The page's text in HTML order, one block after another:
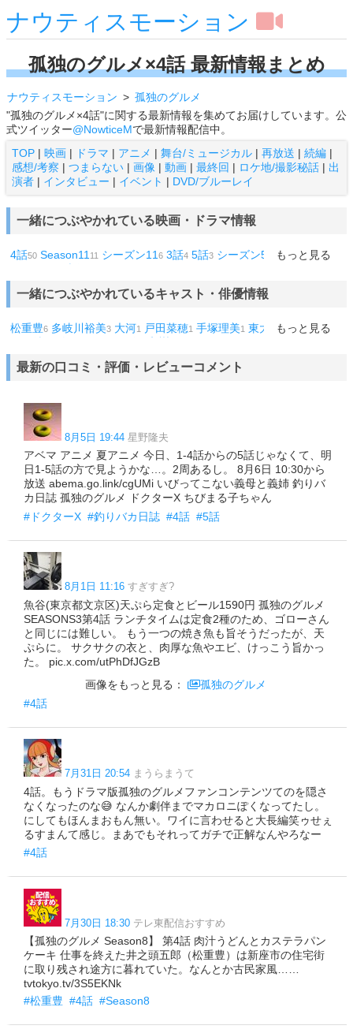
ナウティスモーション
孤独のグルメ×4話 最新情報まとめ
ナウティスモーション
孤独のグルメ
"孤独のグルメ×4話"に関する最新情報を集めてお届けしています。公
式ツイッター@NowticeMで最新情報配信中。
TOP | 映画 | ドラマ | アニメ | 舞台/ミュージカル | 再放送 | 続編 |
感想/考察 | つまらない | 画像 | 動画 | 最終回 | ロケ地/撮影秘話 | 出
演者 | インタビュー | イベント | DVD/ブルーレイ
一緒につぶやかれている映画・ドラマ情報
もっと見る
4話50 Season1111 シーズン116 3話4 5話3 シーズン5 Season62
日誌1 カイジ1 USB1
一緒につぶやかれているキャスト・俳優情報
もっと見る
松重豊6 多岐川裕美3 大河1 戸田菜穂1 手塚理美1 東大 渡辺裕太1
最新の口コミ・評価・レビューコメント
8月5日 19:44 星野隆夫
アベマ アニメ 夏アニメ 今日、1-4話からの5話じゃなくて、明
日1-5話の方で見ようかな…。2周あるし。 8月6日 10:30から
放送 abema.go.link/cgUMi いびってこない義母と義姉 釣りバ
カ日誌 孤独のグルメ ドクターX ちびまる子ちゃん
#ドクターX #釣りバカ日誌 #4話 #5話
8月1日 11:16 すぎすぎ?
魚谷(東京都文京区)天ぷら定食とビール1590円 孤独のグルメ
SEASONS3第4話 ランチタイムは定食2種のため、ゴローさん
と同じには難しい。 もう一つの焼き魚も旨そうだったが、天
ぷらに。 サクサクの衣と、肉厚な魚やエビ、けっこう旨かっ
た。 pic.x.com/utPhDfJGzB
画像をもっと見る：
孤独のグルメ
#4話
7月31日 20:54 まうらまうて
4話。もうドラマ版孤独のグルメファンコンテンツてのを隠さ
なくなったのな😅 なんか劇伴までマカロニぽくなってたし。
にしてもほんまおもん無い。ワイに言わせると大長編笑ゥせぇ
るすまんて感じ。まあでもそれってガチで正解なんやろなー
#4話
7月30日 18:30 テレ東配信おすすめ
【孤独のグルメ Season8】 第4話 肉汁うどんとカステラパン
ケーキ 仕事を終えた井之頭五郎（松重豊）は新座市の住宅街
に取り残され途方に暮れていた。なんとか古民家風……
tvtokyo.tv/3S5EKNk
#松重豊 #4話 #Season8